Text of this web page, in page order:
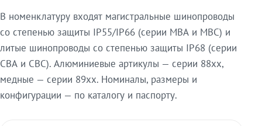
В номенклатуру входят магистральные шинопроводы
со степенью защиты IP55/IP66 (серии МВА и МВС) и
литые шинопроводы со степенью защиты IP68 (серии
СВА и СВС). Алюминиевые артикулы — серии 88xx,
медные — серии 89xx. Номиналы, размеры и
конфигурации — по каталогу и паспорту.